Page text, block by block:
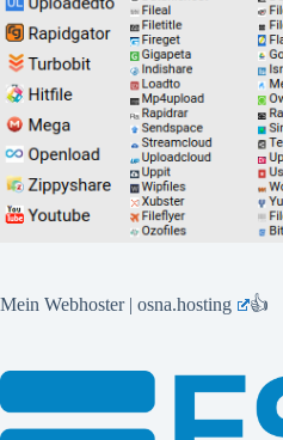
Mein Webhoster | osna.hosting 👍